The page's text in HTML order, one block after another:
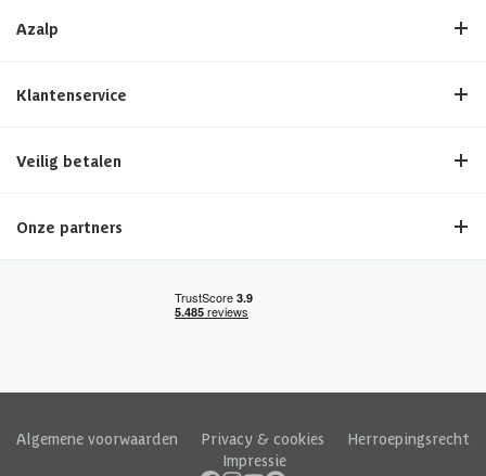
Azalp
Klantenservice
Veilig betalen
Onze partners
Algemene voorwaarden Privacy & cookies
Herroepingsrecht
Impressie